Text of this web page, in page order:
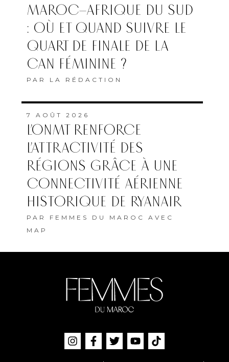
MAROC–AFRIQUE DU SUD
: OÙ ET QUAND SUIVRE LE
QUART DE FINALE DE LA
CAN FÉMININE ?
PAR LA RÉDACTION
7 AOÛT 2026
L’ONMT RENFORCE
L’ATTRACTIVITÉ DES
RÉGIONS GRÂCE À UNE
CONNECTIVITÉ AÉRIENNE
HISTORIQUE DE RYANAIR
PAR FEMMES DU MAROC AVEC
MAP